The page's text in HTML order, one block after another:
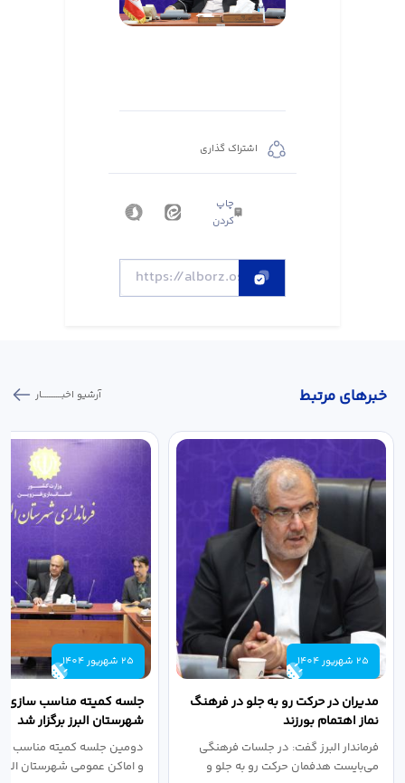
اشتراک گذاری
چاپ
کردن
خبر‌های مرتبط آرشیو اخبـــــــــــار
25 شهریور 1404
مدیران در حرکت رو به جلو در فرهنگ
نماز اهتمام بورزند
فرماندار البرز گفت: در جلسات فرهنگی
می‌بایست هدفمان حرکت رو به جلو و
25 شهریور 1404
جلسه کمیته مناسب سازی
شهرستان البرز برگزار شد
دومین جلسه کمیته مناسب
و اماکن عمومی شهرستان